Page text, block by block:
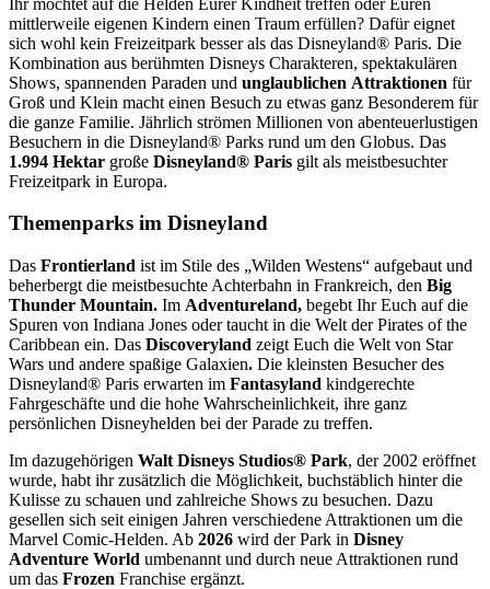
mittlerweile eigenen Kindern einen Traum erfüllen? Dafür eignet
sich wohl kein Freizeitpark besser als das Disneyland® Paris. Die
Kombination aus berühmten Disneys Charakteren, spektakulären
Shows, spannenden Paraden und unglaublichen Attraktionen für
Groß und Klein macht einen Besuch zu etwas ganz Besonderem für
die ganze Familie. Jährlich strömen Millionen von abenteuerlustigen
Besuchern in die Disneyland® Parks rund um den Globus. Das
1.994 Hektar große Disneyland® Paris gilt als meistbesuchter
Freizeitpark in Europa.
Themenparks im Disneyland
Das Frontierland ist im Stile des „Wilden Westens“ aufgebaut und
beherbergt die meistbesuchte Achterbahn in Frankreich, den Big
Thunder Mountain. Im Adventureland, begebt Ihr Euch auf die
Spuren von Indiana Jones oder taucht in die Welt der Pirates of the
Caribbean ein. Das Discoveryland zeigt Euch die Welt von Star
Wars und andere spaßige Galaxien. Die kleinsten Besucher des
Disneyland® Paris erwarten im Fantasyland kindgerechte
Fahrgeschäfte und die hohe Wahrscheinlichkeit, ihre ganz
persönlichen Disneyhelden bei der Parade zu treffen.
Im dazugehörigen Walt Disneys Studios® Park, der 2002 eröffnet
wurde, habt ihr zusätzlich die Möglichkeit, buchstäblich hinter die
Kulisse zu schauen und zahlreiche Shows zu besuchen. Dazu
gesellen sich seit einigen Jahren verschiedene Attraktionen um die
Marvel Comic-Helden. Ab 2026 wird der Park in Disney
Adventure World umbenannt und durch neue Attraktionen rund
um das Frozen Franchise ergänzt.